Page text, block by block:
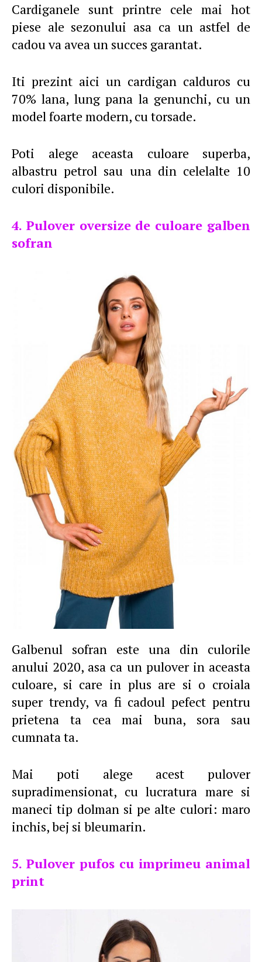
Cardiganele sunt printre cele mai hot
piese ale sezonului asa ca un astfel de
cadou va avea un succes garantat.
Iti prezint aici un cardigan calduros cu
70% lana, lung pana la genunchi, cu un
model foarte modern, cu torsade.
Poti alege aceasta culoare superba,
albastru petrol sau una din celelalte 10
culori disponibile.
4. Pulover oversize de culoare galben
sofran
Galbenul sofran este una din culorile
anului 2020, asa ca un pulover in aceasta
culoare, si care in plus are si o croiala
super trendy, va fi cadoul pefect pentru
prietena ta cea mai buna, sora sau
cumnata ta.
Mai poti alege acest pulover
supradimensionat, cu lucratura mare si
maneci tip dolman si pe alte culori: maro
inchis, bej si bleumarin.
5. Pulover pufos cu imprimeu animal
print